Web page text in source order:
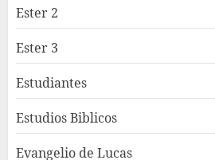
Ester 2
Ester 3
Estudiantes
Estudios Biblicos
Evangelio de Lucas